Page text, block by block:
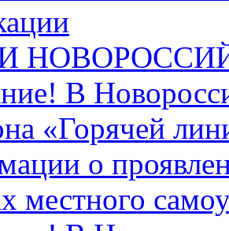
В
«Горячей
о
местного